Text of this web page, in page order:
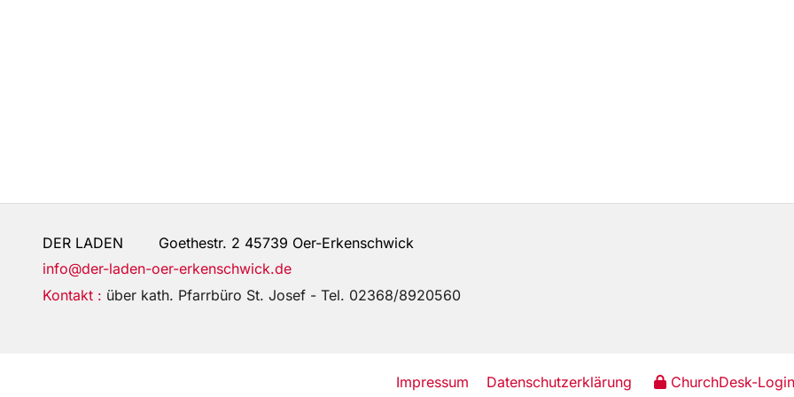
DER LADEN Goethestr. 2 45739 Oer-Erkenschwick
info@der-laden-oer-erkenschwick.de
Kontakt : über kath. Pfarrbüro St. Josef - Tel. 02368/8920560
Impressum Datenschutzerklärung ChurchDesk-Login